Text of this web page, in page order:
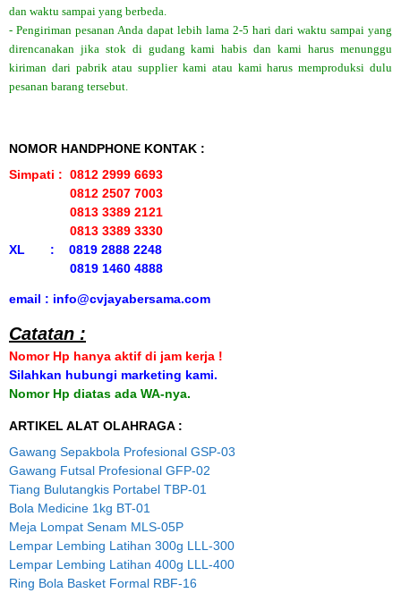
dan waktu sampai yang berbeda.
- Pengiriman pesanan Anda dapat lebih lama 2-5 hari dari waktu sampai yang
direncanakan jika stok di gudang kami habis dan kami harus menunggu
kiriman dari pabrik atau supplier kami atau kami harus memproduksi dulu
pesanan barang tersebut.
NOMOR HANDPHONE KONTAK :
Simpati : 0812 2999 6693
0812 2507 7003
0813 3389 2121
0813 3389 3330
XL : 0819 2888 2248
0819 1460 4888
email : info@cvjayabersama.com
Catatan :
Nomor Hp hanya aktif di jam kerja !
Silahkan hubungi marketing kami.
Nomor Hp diatas ada WA-nya.
ARTIKEL ALAT OLAHRAGA :
Gawang Sepakbola Profesional GSP-03
Gawang Futsal Profesional GFP-02
Tiang Bulutangkis Portabel TBP-01
Bola Medicine 1kg BT-01
Meja Lompat Senam MLS-05P
Lempar Lembing Latihan 300g LLL-300
Lempar Lembing Latihan 400g LLL-400
Ring Bola Basket Formal RBF-16